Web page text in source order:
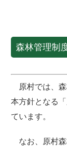
森林管理制
原村では、森
本方針となる
ています。
なお、原村森